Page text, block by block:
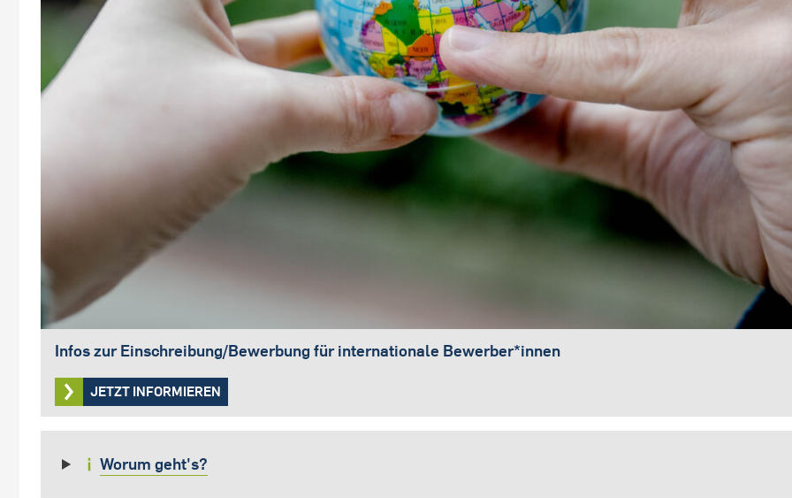
Infos zur Einschreibung/Bewerbung für internationale Bewerber*innen
JETZT INFORMIEREN
Worum geht's?